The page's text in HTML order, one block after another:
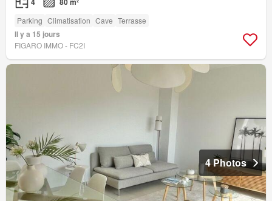
Parking Climatisation Cave Terrasse
Il y a 15 jours
FIGARO IMMO - FC2I
4 Photos